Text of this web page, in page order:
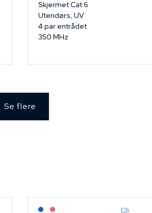
Skjermet Cat 6
Utendørs, UV
4 par entrådet
350 MHz
Se flere
Lagerført: NEK Kabel